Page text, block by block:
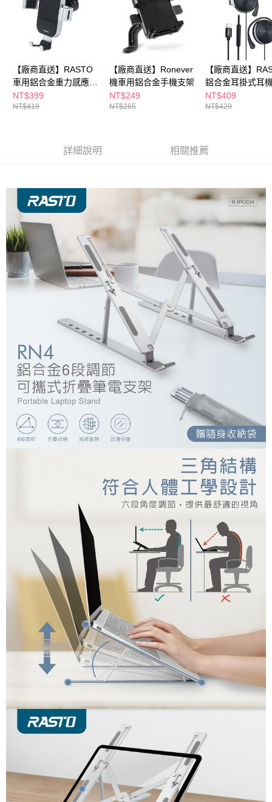
後付繳納相關費用。
※ 交易是否成功請以「AFTEE先享後付 」之結帳頁面顯示為準，若有關於
是否繳費成功／繳費後需取消欲退款等相關疑問，請聯繫「AFTEE先享後付
客戶支援中心」
https://netprotections.freshdesk.com/support/home
１．透過由恩沛科技股份有限公司提供之「AFTEE先享後付」服務完成之交
易，需依本服務之必要範圍內提供個人資料，並將交易相關給付款項請求債
權轉讓予恩沛科技股份有限公司。
２．關於個人資料處理事宜，請瀏覽以下網址：
５．嚴禁一人註冊多個帳號或使用他人資訊註冊。若發現惡意使用之情形，
恩沛科技股份有限公司將有權停止該用戶之使用額度並採取法律行動。
【廠商直送】RASTO
車用鋁合金重力感應手
機支架- RN3
NT$399
NT$419
【廠商直送】Ronever
機車用鋁合金手機支架
NT$249
NT$265
【廠商直送】
鋁合金耳掛式耳
TypeC-RS42
NT$409
NT$429
詳細說明 相關推薦